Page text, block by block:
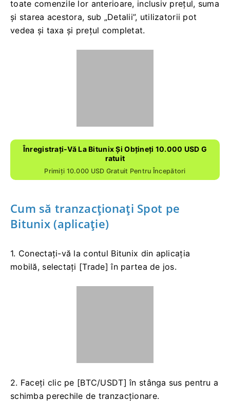
toate comenzile lor anterioare, inclusiv prețul, suma
și starea acestora, sub „Detalii”, utilizatorii pot
vedea și taxa și prețul completat.
Înregistrați-Vă La Bitunix Și Obțineți 10.000 USD G
Ratuit
Primiți 10.000 USD Gratuit Pentru Începători
Cum să tranzacționați Spot pe
Bitunix (aplicație)
1. Conectați-vă la contul Bitunix din aplicația
mobilă, selectați [Trade] în partea de jos.